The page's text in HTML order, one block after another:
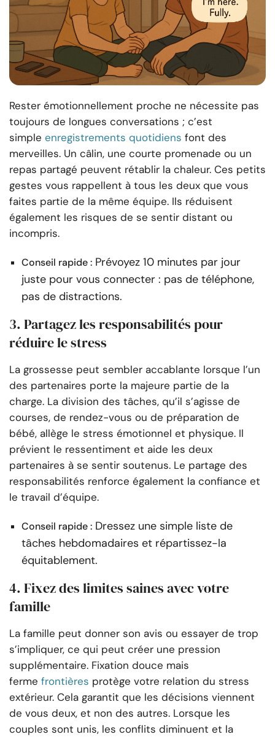
Rester émotionnellement proche ne nécessite pas
toujours de longues conversations ; c’est
simple enregistrements quotidiens font des
merveilles. Un câlin, une courte promenade ou un
repas partagé peuvent rétablir la chaleur. Ces petits
gestes vous rappellent à tous les deux que vous
faites partie de la même équipe. Ils réduisent
également les risques de se sentir distant ou
incompris.
Conseil rapide : Prévoyez 10 minutes par jour
juste pour vous connecter : pas de téléphone,
pas de distractions.
3. Partagez les responsabilités pour
réduire le stress
La grossesse peut sembler accablante lorsque l’un
des partenaires porte la majeure partie de la
charge. La division des tâches, qu’il s’agisse de
courses, de rendez-vous ou de préparation de
bébé, allège le stress émotionnel et physique. Il
prévient le ressentiment et aide les deux
partenaires à se sentir soutenus. Le partage des
responsabilités renforce également la confiance et
le travail d’équipe.
Conseil rapide : Dressez une simple liste de
tâches hebdomadaires et répartissez-la
équitablement.
4. Fixez des limites saines avec votre
famille
La famille peut donner son avis ou essayer de trop
s’impliquer, ce qui peut créer une pression
supplémentaire. Fixation douce mais
ferme frontières protège votre relation du stress
extérieur. Cela garantit que les décisions viennent
de vous deux, et non des autres. Lorsque les
couples sont unis, les conflits diminuent et la